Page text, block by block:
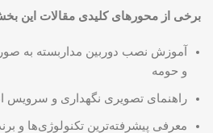
برخی از محورهای کلیدی مقالات این
آموزش نصب دوربین مداربسته به
و حومه
راهنمای تصویری نگهداری و سرویس
معرفی پیشرفته‌ترین تکنولوژی‌ها و